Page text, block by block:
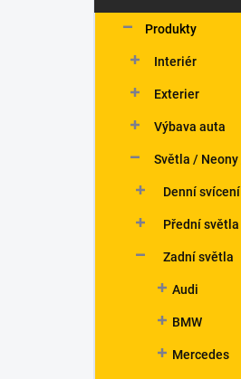
s
kategorie
Produkty
Interiér
Exterier
Výbava auta
Světla /
Denní svícení
Přední světla
Zadní světla
Audi
BMW
Mercedes